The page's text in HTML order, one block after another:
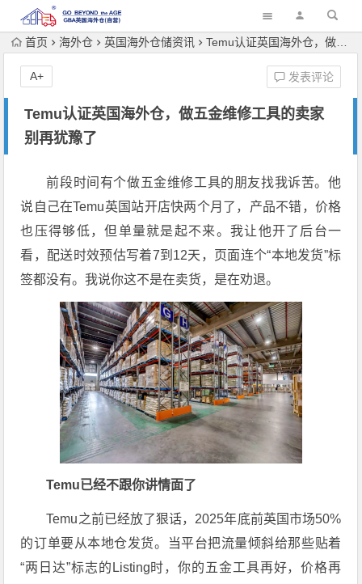
首页 海外仓 英国海外仓储资讯 Temu认证英国海外仓，做五金维修工具的卖家别再犹豫了
Temu认证英国海外仓，做五金维修工具的卖家
别再犹豫了
发表评论
A+
前段时间有个做五金维修工具的朋友找我诉苦。他
说自己在Temu英国站开店快两个月了，产品不错，价格
也压得够低，但单量就是起不来。我让他开了后台一
看，配送时效预估写着7到12天，页面连个“本地发货”标
签都没有。我说你这不是在卖货，是在劝退。
Temu已经不跟你讲情面了
Temu之前已经放了狠话，2025年底前英国市场50%
的订单要从本地仓发货。当平台把流量倾斜给那些贴着
“两日达”标志的Listing时，你的五金工具再好，价格再